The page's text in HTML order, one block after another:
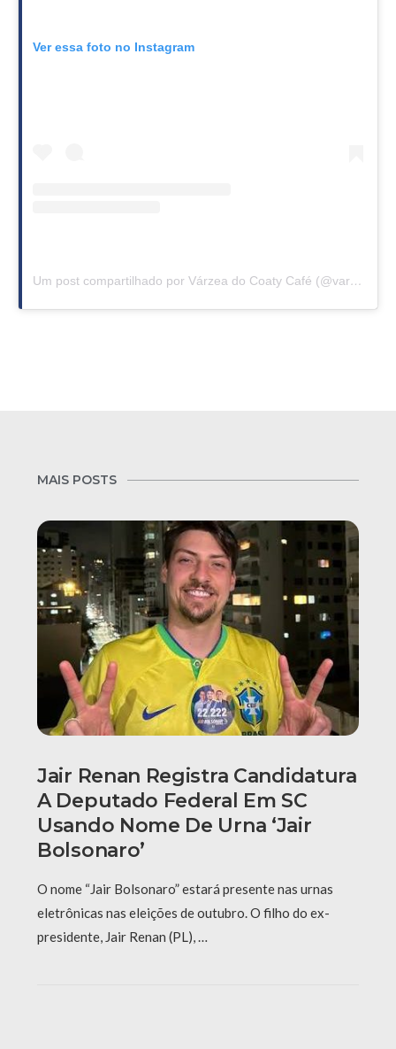
Ver essa foto no Instagram
Um post compartilhado por Várzea do Coaty Café (@varzeadocoatycafe)
MAIS POSTS
Jair Renan Registra Candidatura
A Deputado Federal Em SC
Usando Nome De Urna ‘Jair
Bolsonaro’
O nome “Jair Bolsonaro” estará presente nas urnas
eletrônicas nas eleições de outubro. O filho do ex-
presidente, Jair Renan (PL), …